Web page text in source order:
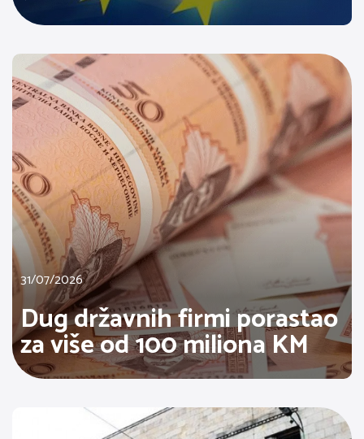
31/07/2026
Dug državnih firmi porastao
za više od 100 miliona KM